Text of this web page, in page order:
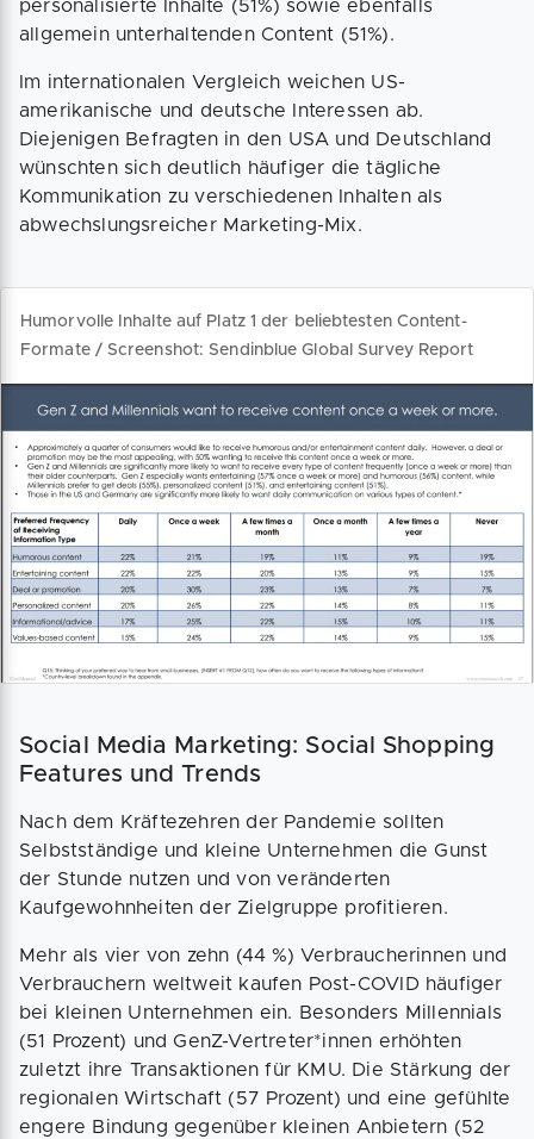
personalisierte Inhalte (51%) sowie ebenfalls
allgemein unterhaltenden Content (51%).
Im internationalen Vergleich weichen US-
amerikanische und deutsche Interessen ab.
Diejenigen Befragten in den USA und Deutschland
wünschten sich deutlich häufiger die tägliche
Kommunikation zu verschiedenen Inhalten als
abwechslungsreicher Marketing-Mix.
Humorvolle Inhalte auf Platz 1 der beliebtesten Content-
Formate / Screenshot: Sendinblue Global Survey Report
Social Media Marketing: Social Shopping
Features und Trends
Nach dem Kräftezehren der Pandemie sollten
Selbstständige und kleine Unternehmen die Gunst
der Stunde nutzen und von veränderten
Kaufgewohnheiten der Zielgruppe profitieren.
Mehr als vier von zehn (44 %) Verbraucherinnen und
Verbrauchern weltweit kaufen Post-COVID häufiger
bei kleinen Unternehmen ein. Besonders Millennials
(51 Prozent) und GenZ-Vertreter*innen erhöhten
zuletzt ihre Transaktionen für KMU. Die Stärkung der
regionalen Wirtschaft (57 Prozent) und eine gefühlte
engere Bindung gegenüber kleinen Anbietern (52